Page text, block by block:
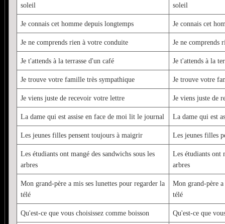
soleil
soleil
Je connais cet homme depuis longtemps Je connais cet
Je ne comprends rien à votre conduite Je ne comprends
Je t'attends à la terrasse d'un café Je t'attends à la
Je trouve votre famille très sympathique Je trouve votre
Je viens juste de recevoir votre lettre Je viens juste de
La dame qui est assise en face de moi lit le journal La dame qui est
Les jeunes filles pensent toujours à maigrir Les jeunes filles
Les étudiants ont mangé des sandwichs sous les
arbres
Les étudiants ont
arbres
Mon grand-père a mis ses lunettes pour regarder la
télé
Mon grand-père
télé
Qu'est-ce que vous choisissez comme boisson Qu'est-ce que